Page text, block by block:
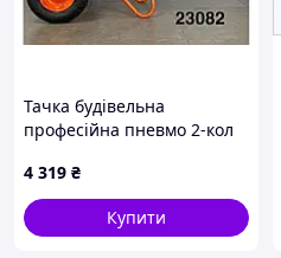
Тачка будівельна
професійна пневмо 2-кол
ОЛІМП
4 319 ₴
Купити